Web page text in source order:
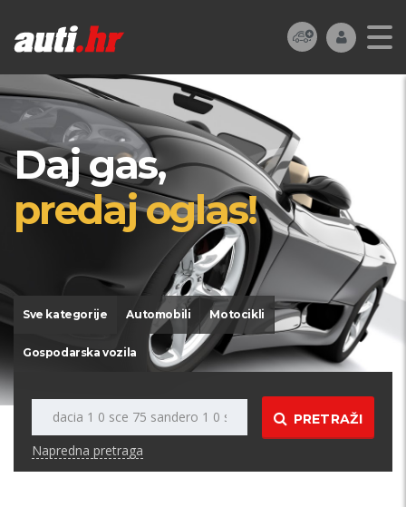
Daj gas,
predaj oglas!
Sve kategorije Automobili Motocikli
Gospodarska vozila
PRETRAŽI
Napredna pretraga